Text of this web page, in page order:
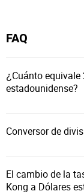
FAQ
¿Cuánto equivale
estadounidense?
Conversor de
El cambio de la
Kong a Dólares